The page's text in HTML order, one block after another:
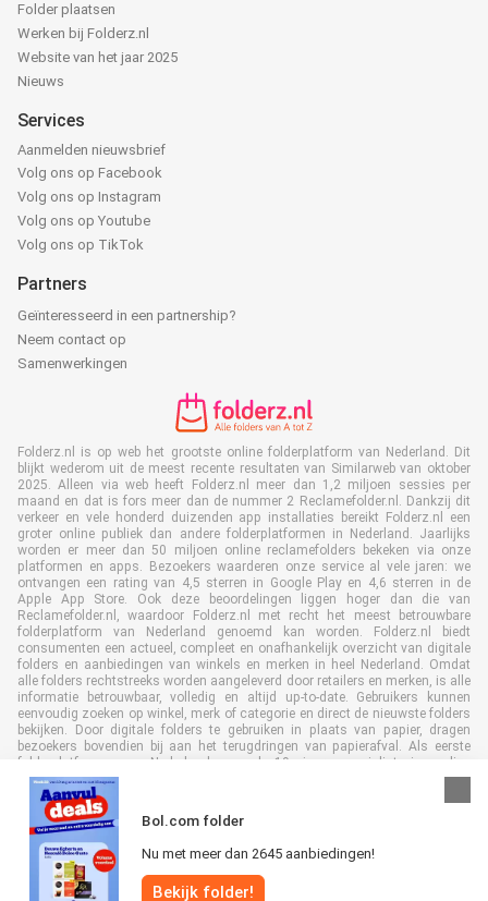
Bol.com folder
Nu met meer dan 2645 aanbiedingen!
Bekijk folder!
Folder plaatsen
Werken bij Folderz.nl
Website van het jaar 2025
Nieuws
Services
Aanmelden nieuwsbrief
Volg ons op Facebook
Volg ons op Instagram
Volg ons op Youtube
Volg ons op TikTok
Partners
Geïnteresseerd in een partnership?
Neem contact op
Samenwerkingen
Folderz.nl is op web het grootste online folderplatform van Nederland. Dit
blijkt wederom uit de meest recente resultaten van Similarweb van oktober
2025. Alleen via web heeft Folderz.nl meer dan 1,2 miljoen sessies per
maand en dat is fors meer dan de nummer 2 Reclamefolder.nl. Dankzij dit
verkeer en vele honderd duizenden app installaties bereikt Folderz.nl een
groter online publiek dan andere folderplatformen in Nederland. Jaarlijks
worden er meer dan 50 miljoen online reclamefolders bekeken via onze
platformen en apps. Bezoekers waarderen onze service al vele jaren: we
ontvangen een rating van 4,5 sterren in Google Play en 4,6 sterren in de
Apple App Store. Ook deze beoordelingen liggen hoger dan die van
Reclamefolder.nl, waardoor Folderz.nl met recht het meest betrouwbare
folderplatform van Nederland genoemd kan worden. Folderz.nl biedt
consumenten een actueel, compleet en onafhankelijk overzicht van digitale
folders en aanbiedingen van winkels en merken in heel Nederland. Omdat
alle folders rechtstreeks worden aangeleverd door retailers en merken, is alle
informatie betrouwbaar, volledig en altijd up-to-date. Gebruikers kunnen
eenvoudig zoeken op winkel, merk of categorie en direct de nieuwste folders
bekijken. Door digitale folders te gebruiken in plaats van papier, dragen
bezoekers bovendien bij aan het terugdringen van papierafval. Als eerste
folderplatform van Nederland en al 19 jaar specialist in online
folderpublicaties, heeft Folderz.nl duurzame samenwerkingen opgebouwd
met retailers en merken. Hierdoor zijn we uitgegroeid tot de toonaangevende
speler in de digitale foldermarkt.